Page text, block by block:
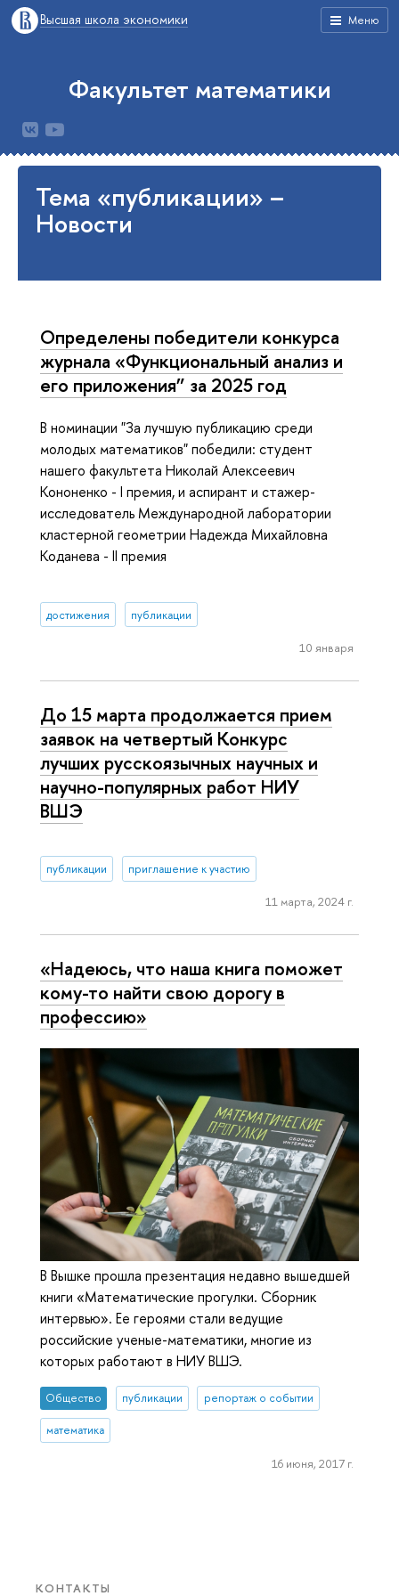
Меню
Высшая школа экономики
КОНТАКТЫ
Факультет математики
Тема «публикации» –
Новости
Определены победители конкурса
журнала «Функциональный анализ и
его приложения” за 2025 год
В номинации "За лучшую публикацию среди
молодых математиков" победили: студент
нашего факультета Николай Алексеевич
Кононенко - I премия, и аспирант и стажер-
исследователь Международной лаборатории
кластерной геометрии Надежда Михайловна
Коданева - II премия
достижения публикации
10 января
До 15 марта продолжается прием
заявок на четвертый Конкурс
лучших русскоязычных научных и
научно-популярных работ НИУ
ВШЭ
публикации приглашение к участию
11 марта, 2024 г.
«Надеюсь, что наша книга поможет
кому-то найти свою дорогу в
профессию»
В Вышке прошла презентация недавно вышедшей
книги «Математические прогулки. Сборник
интервью». Ее героями стали ведущие
российские ученые-математики, многие из
которых работают в НИУ ВШЭ.
Общество публикации репортаж о событии
математика
16 июня, 2017 г.